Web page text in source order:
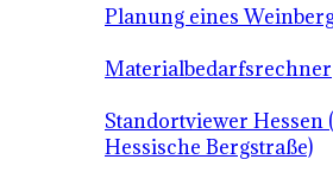
Planung eines
Materialbedarfsrechner
Standortviewer Hessen
Hessische Bergstraße)